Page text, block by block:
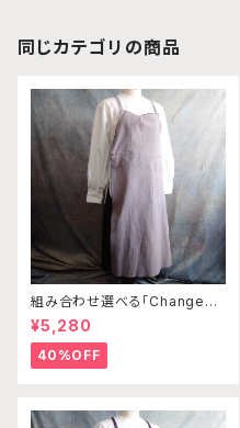
同じカテゴリの商品
組み合わせ選べる「Changena
bleエプロン」本体ライトベージ
ュ×クリーム※前部分合わせて1
つのエプロンになります
¥5,280
40%OFF